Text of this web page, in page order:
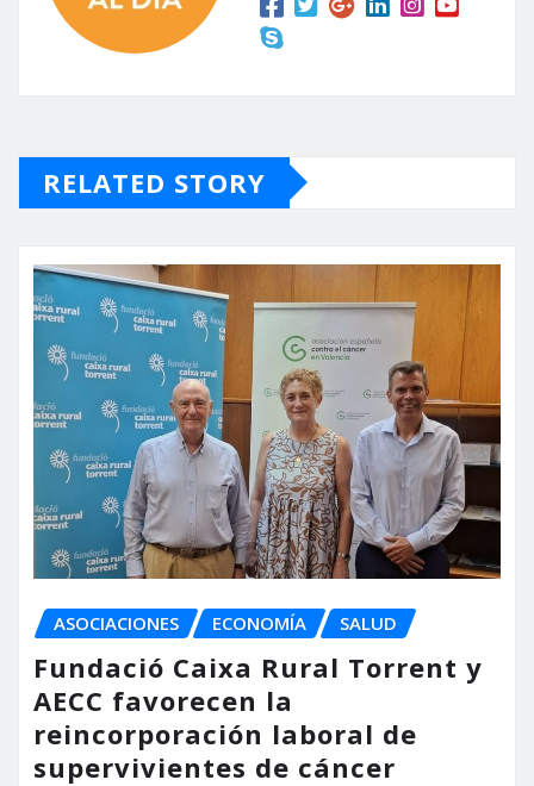
RELATED STORY
ASOCIACIONES ECONOMÍA SALUD
Fundació Caixa Rural Torrent y
AECC favorecen la
reincorporación laboral de
supervivientes de cáncer